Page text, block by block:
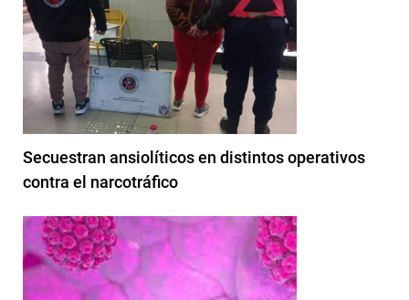
Secuestran ansiolíticos en distintos operativos
contra el narcotráfico